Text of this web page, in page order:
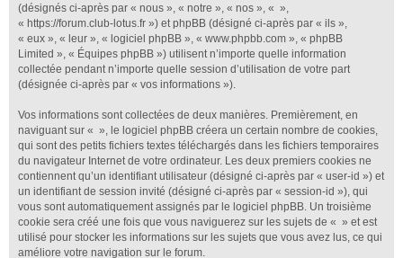
(désignés ci-après par « nous », « notre », « nos », « »,
« https://forum.club-lotus.fr ») et phpBB (désigné ci-après par « ils »,
« eux », « leur », « logiciel phpBB », « www.phpbb.com », « phpBB
Limited », « Équipes phpBB ») utilisent n’importe quelle information
collectée pendant n’importe quelle session d’utilisation de votre part
(désignée ci-après par « vos informations »).
Vos informations sont collectées de deux manières. Premièrement, en
naviguant sur « », le logiciel phpBB créera un certain nombre de cookies,
qui sont des petits fichiers textes téléchargés dans les fichiers temporaires
du navigateur Internet de votre ordinateur. Les deux premiers cookies ne
contiennent qu’un identifiant utilisateur (désigné ci-après par « user-id ») et
un identifiant de session invité (désigné ci-après par « session-id »), qui
vous sont automatiquement assignés par le logiciel phpBB. Un troisième
cookie sera créé une fois que vous naviguerez sur les sujets de « » et est
utilisé pour stocker les informations sur les sujets que vous avez lus, ce qui
améliore votre navigation sur le forum.